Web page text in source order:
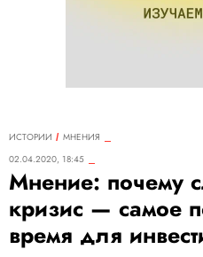
ИСТОРИИ
МНЕНИЯ
02.04.2020, 18:45
Мнение: почему
кризис — самое
время для